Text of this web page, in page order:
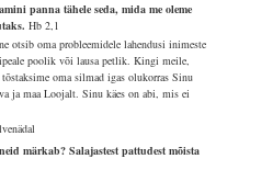
panna tähele seda, mida me oleme
Hb 2,1
otsib oma probleemidele lahendusi inimeste
poolik või lausa petlik. Kingi meile,
oma silmad igas olukorras Sinu
ja maa Loojalt. Sinu käes on abi, mis ei
märkab? Salajastest pattudest mõista